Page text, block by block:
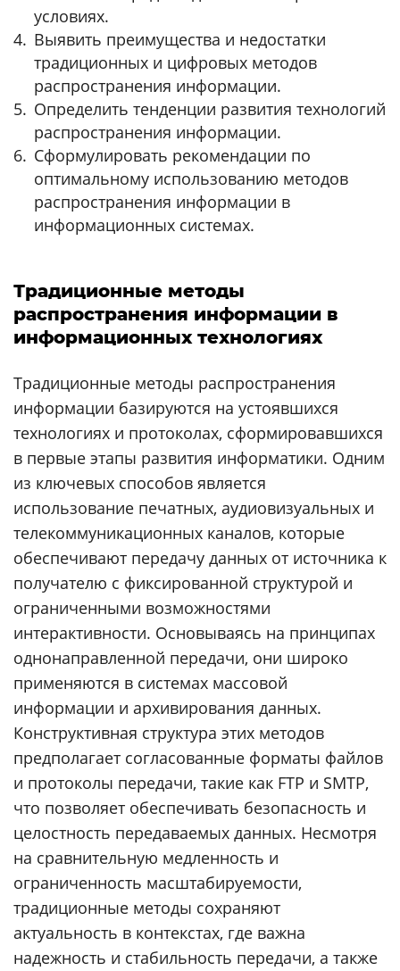
условиях.
Выявить преимущества и недостатки
традиционных и цифровых методов
распространения информации.
Определить тенденции развития технологий
распространения информации.
Сформулировать рекомендации по
оптимальному использованию методов
распространения информации в
информационных системах.
Традиционные методы
распространения информации в
информационных технологиях
Традиционные методы распространения
информации базируются на устоявшихся
технологиях и протоколах, сформировавшихся
в первые этапы развития информатики. Одним
из ключевых способов является
использование печатных, аудиовизуальных и
телекоммуникационных каналов, которые
обеспечивают передачу данных от источника к
получателю с фиксированной структурой и
ограниченными возможностями
интерактивности. Основываясь на принципах
однонаправленной передачи, они широко
применяются в системах массовой
информации и архивирования данных.
Конструктивная структура этих методов
предполагает согласованные форматы файлов
и протоколы передачи, такие как FTP и SMTP,
что позволяет обеспечивать безопасность и
целостность передаваемых данных. Несмотря
на сравнительную медленность и
ограниченность масштабируемости,
традиционные методы сохраняют
актуальность в контекстах, где важна
надежность и стабильность передачи, а также